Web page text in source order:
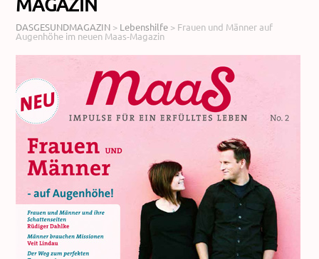
MAGAZIN
DASGESUNDMAGAZIN > Lebenshilfe > Frauen und Männer auf
Augenhöhe im neuen Maas-Magazin